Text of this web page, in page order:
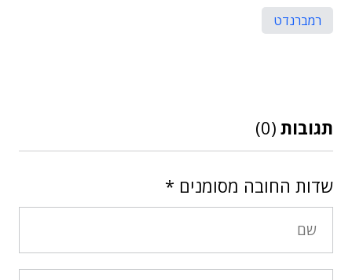
רמברנדט
תגובות (0)
שדות החובה מסומנים *